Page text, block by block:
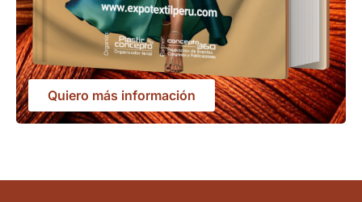
Quiero más información